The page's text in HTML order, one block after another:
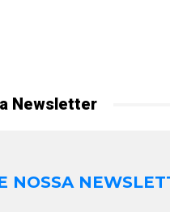
Newsletter
NOSSA